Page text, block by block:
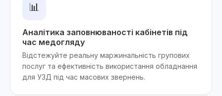
📊
Аналітика заповнюваності кабінетів під
час медогляду
Відстежуйте реальну маржинальність групових
послуг та ефективність використання обладнання
для УЗД під час масових звернень.